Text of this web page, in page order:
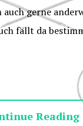
gerne
fällt da
Reading